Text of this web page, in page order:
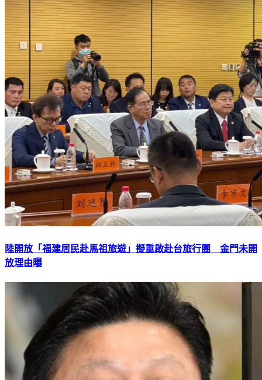
陸開放「福建居民赴馬祖旅遊」擬重啟赴台旅行團 金門未開
放理由曝